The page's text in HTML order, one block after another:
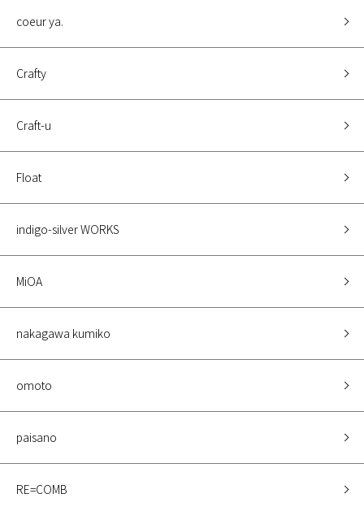
coeur ya.
Crafty
Craft-u
Float
indigo-silver WORKS
MiOA
nakagawa kumiko
omoto
paisano
RE=COMB